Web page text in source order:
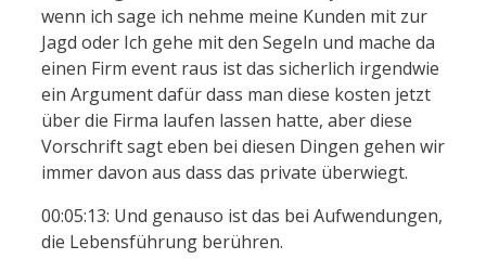
wenn ich sage ich nehme meine Kunden mit zur
Jagd oder Ich gehe mit den Segeln und mache da
einen Firm event raus ist das sicherlich irgendwie
ein Argument dafür dass man diese kosten jetzt
über die Firma laufen lassen hatte, aber diese
Vorschrift sagt eben bei diesen Dingen gehen wir
immer davon aus dass das private überwiegt.
00:05:13: Und genauso ist das bei Aufwendungen,
die Lebensführung berühren.